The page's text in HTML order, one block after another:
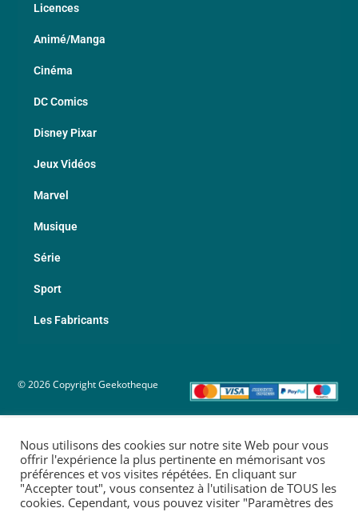
Licences
Animé/Manga
Cinéma
DC Comics
Disney Pixar
Jeux Vidéos
Marvel
Musique
Série
Sport
Les Fabricants
© 2026 Copyright Geekotheque
Nous utilisons des cookies sur notre site Web pour vous
offrir l'expérience la plus pertinente en mémorisant vos
préférences et vos visites répétées. En cliquant sur
"Accepter tout", vous consentez à l'utilisation de TOUS les
cookies. Cependant, vous pouvez visiter "Paramètres des